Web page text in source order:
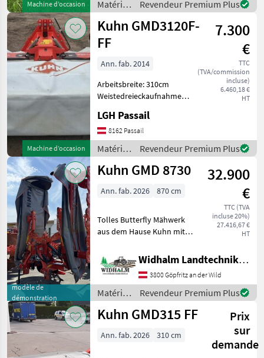
Machine d’occasion
Matériels
de
fenaison
/ Kuhn
Revendeur Premium Plus
Machine d’occasion
Kuhn GMD3120F-
FF
7.300
€
TTC
(TVA/commission
incluse)
6.460,18 €
HT
Ann. fab. 2014
Arbeitsbreite: 310cm
Weistedreieckaufnahme
Schnellwechselsystem
Matériels de fenaison
Faucheuses
LGH Passail
8162 Passail
Matériels
de
fenaison
Revendeur Premium Plus
modèle de
démonstration
Kuhn GMD 8730
32.900
€
TTC (TVA
incluse 20%)
27.416,67 €
HT
Ann. fab. 2026 870 cm
Tolles Butterfly Mähwerk
aus dem Hause Kuhn mit
Abstand zwischen den
Mähscheiben
unterschiedlich dadurch
mehr Durchgang),
hydraulische Aufla
Widhalm Landtechnik GmbH
3800 Göpfritz an der Wild
Matériels
de
fenaison
Revendeur Premium Plus
Kuhn GMD315 FF
Prix
sur
demande
Ann. fab. 2026 310 cm